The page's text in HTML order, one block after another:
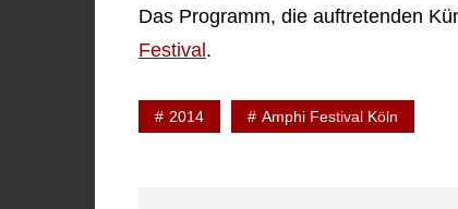
Das Programm, die auftretenden
Festival.
2014 Amphi Festival Köln